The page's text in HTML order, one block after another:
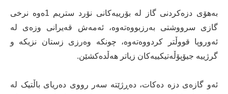
بەهۆی دزەکردنی گاز لە بۆرییەکانی نۆرد ستریم 1ەوە نرخی
گازی سرووشتی بەرزبووەتەوە، ئەمەش قەیرانی وزەی لە
ئەوروپا قووڵتر کردووەتەوە، چونکە وەرزی زستان نزیکە و
گرژییە جیۆپۆڵەتیکییەکان زیاتر هەڵدەکشێن.
ئەو گازەی دزە دەکات، دەڕژێتە سەر رووی دەریای باڵتیک لە